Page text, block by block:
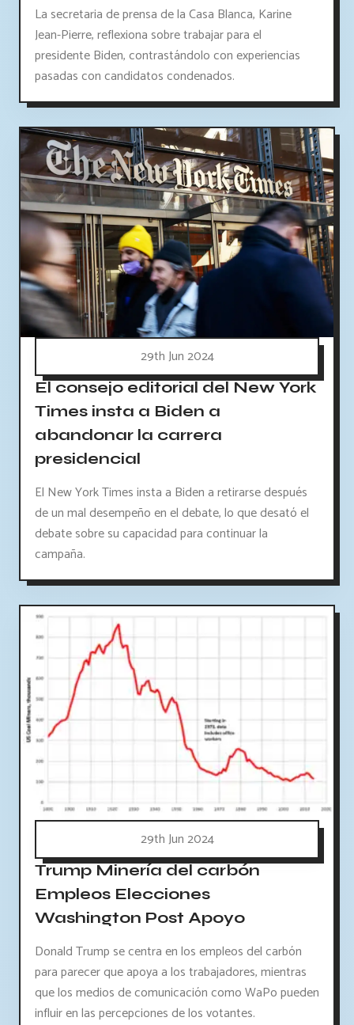
La secretaria de prensa de la Casa Blanca, Karine
Jean-Pierre, reflexiona sobre trabajar para el
presidente Biden, contrastándolo con experiencias
pasadas con candidatos condenados.
29th Jun 2024
El consejo editorial del New York
Times insta a Biden a
abandonar la carrera
presidencial
El New York Times insta a Biden a retirarse después
de un mal desempeño en el debate, lo que desató el
debate sobre su capacidad para continuar la
campaña.
29th Jun 2024
Trump Minería del carbón
Empleos Elecciones
Washington Post Apoyo
Donald Trump se centra en los empleos del carbón
para parecer que apoya a los trabajadores, mientras
que los medios de comunicación como WaPo pueden
influir en las percepciones de los votantes.